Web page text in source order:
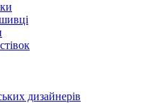
дизайнерів